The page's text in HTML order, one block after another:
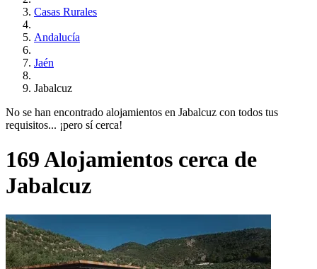
Casas Rurales
Andalucía
Jaén
Jabalcuz
No se han encontrado alojamientos en Jabalcuz con todos tus
requisitos... ¡pero sí cerca!
169 Alojamientos cerca de
Jabalcuz